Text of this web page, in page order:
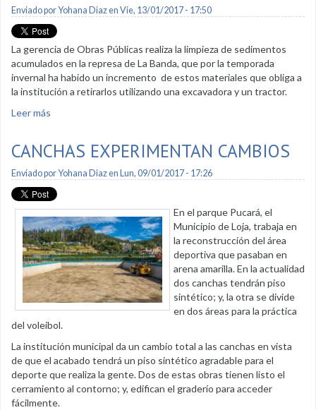
Enviado porYohana Diazen Vie, 13/01/2017 - 17:50
La gerencia de Obras Públicas realiza la limpieza de sedimentos
acumulados en la represa de La Banda, que por la temporada
invernal ha habido un incremento de estos materiales que obliga a
la institución a retirarlos utilizando una excavadora y un tractor.
Leer más
CANCHAS EXPERIMENTAN CAMBIOS
Enviado porYohana Diazen Lun, 09/01/2017 - 17:26
En el parque Pucará, el
Municipio de Loja, trabaja en
la reconstrucción del área
deportiva que pasaban en
arena amarilla. En la actualidad
dos canchas tendrán piso
sintético; y, la otra se divide
en dos áreas para la práctica
del voleibol.
La institución municipal da un cambio total a las canchas en vista
de que el acabado tendrá un piso sintético agradable para el
deporte que realiza la gente. Dos de estas obras tienen listo el
cerramiento al contorno; y, edifican el graderío para acceder
fácilmente.